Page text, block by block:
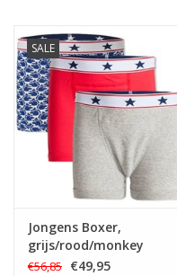
SALE
Jongens Boxer,
grijs/rood/monkey
(prijs per 3)
€56,85 €49,95